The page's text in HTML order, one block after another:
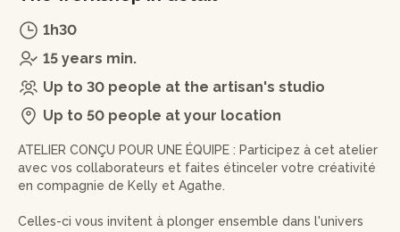
1h30
15 years min.
Up to 30 people at the artisan's studio
Up to 50 people at your location
ATELIER CONÇU POUR UNE ÉQUIPE : Participez à cet atelier
avec vos collaborateurs et faites étinceler votre créativité
en compagnie de Kelly et Agathe.
Celles-ci vous invitent à plonger ensemble dans l'univers